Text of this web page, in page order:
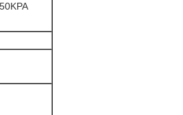
50KPA